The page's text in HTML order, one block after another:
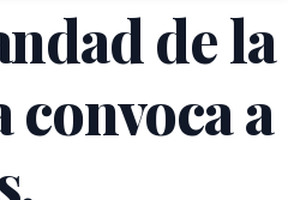
de la
convoca a